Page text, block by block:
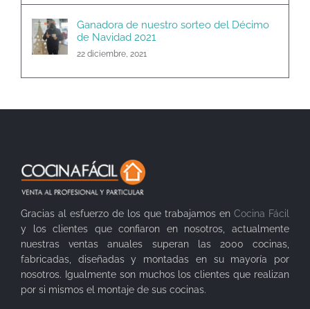
Ganadora de nuestro sorteo del Décimo
de Navidad 2021
22 diciembre, 2021
Gracias al esfuerzo de los que trabajamos en Cocina Fácil
y los clientes que confiaron en nosotros, actualmente
nuestras ventas anuales superan las 2000 cocinas,
fabricadas, diseñadas y montadas en su mayoría por
nosotros. Igualmente son muchos los clientes que realizan
por si mismos el montaje de sus cocinas.